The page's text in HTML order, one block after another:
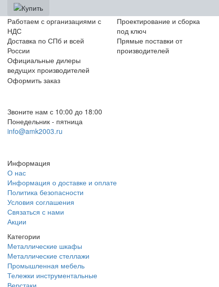
Работаем с организациями с
НДС
Проектирование и сборка
под ключ
Доставка по СПб и всей
России
Прямые поставки от
производителей
Официальные дилеры
ведущих производителей
Оформить заказ
Звоните нам с 10:00 до 18:00
Понедельник - пятница
info@amk2003.ru
Информация
О нас
Информация о доставке и оплате
Политика безопасности
Условия соглашения
Связаться с нами
Акции
Категории
Металлические шкафы
Металлические стеллажи
Промышленная мебель
Тележки инструментальные